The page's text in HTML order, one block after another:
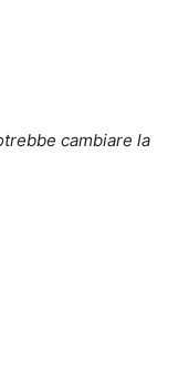
cambiare la